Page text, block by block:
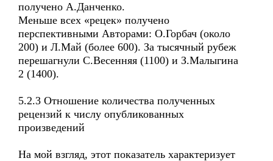
получено А.Данченко.
Меньше всех «рецек» получено
перспективными Авторами: О.Горбач (около
200) и Л.Май (более 600). За тысячный рубеж
перешагнули С.Весенняя (1100) и З.Малыгина
2 (1400).
5.2.3 Отношение количества полученных
рецензий к числу опубликованных
произведений
На мой взгляд, этот показатель характеризует